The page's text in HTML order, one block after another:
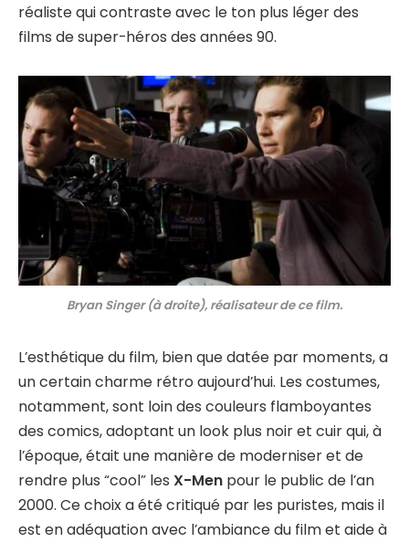
réaliste qui contraste avec le ton plus léger des
films de super-héros des années 90.
Bryan Singer (à droite), réalisateur de ce film.
L’esthétique du film, bien que datée par moments, a
un certain charme rétro aujourd’hui. Les costumes,
notamment, sont loin des couleurs flamboyantes
des comics, adoptant un look plus noir et cuir qui, à
l’époque, était une manière de moderniser et de
rendre plus “cool” les X-Men pour le public de l’an
2000. Ce choix a été critiqué par les puristes, mais il
est en adéquation avec l’ambiance du film et aide à